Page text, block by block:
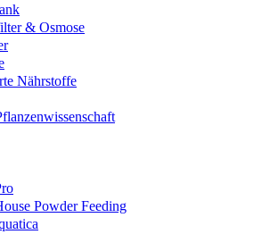
& Osmose
Nährstoffe
Powder Feeding